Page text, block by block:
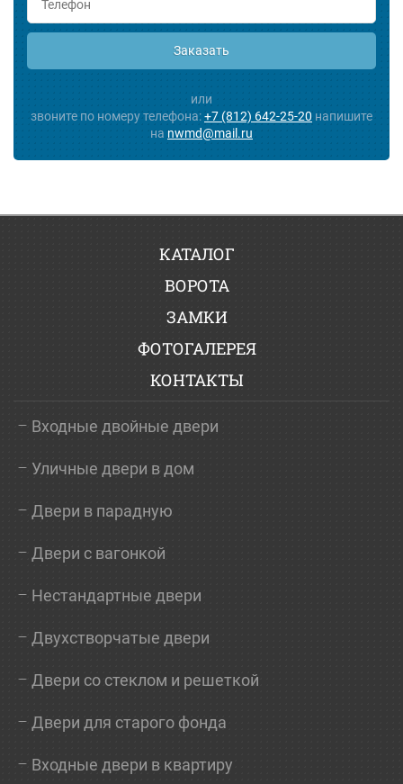
Заказать
или
звоните по номеру телефона:+7 (812) 642-25-20 напишите
на nwmd@mail.ru
КАТАЛОГ
ВОРОТА
ЗАМКИ
ФОТОГАЛЕРЕЯ
КОНТАКТЫ
Входные двойные двери
Уличные двери в дом
Двери в парадную
Двери с вагонкой
Нестандартные двери
Двухстворчатые двери
Двери со стеклом и решеткой
Двери для старого фонда
Входные двери в квартиру